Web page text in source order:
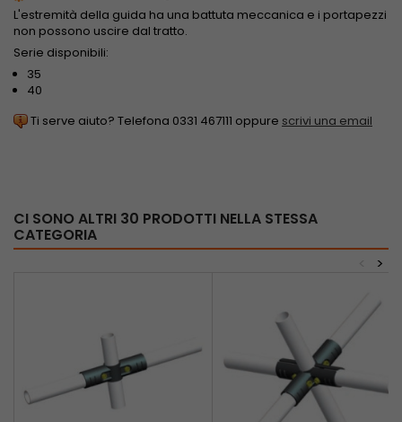
L'estremità della guida ha una battuta meccanica e i portapezzi
non possono uscire dal tratto.
Serie disponibili:
35
40
Ti serve aiuto? Telefona 0331 467111 oppure scrivi una email
CI SONO ALTRI 30 PRODOTTI NELLA STESSA
CATEGORIA
>